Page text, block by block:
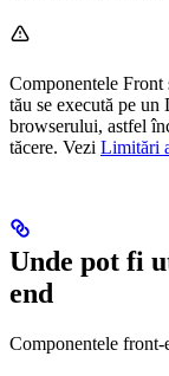
Componentele
tău se execută pe
browserului, astfel
tăcere. Vezi Limitări
Unde pot fi
end
Componentele